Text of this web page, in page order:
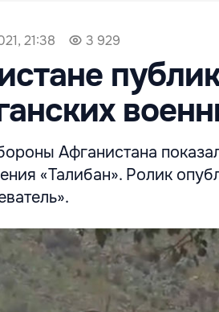
21:38 3 929
Афганистана
«Талибан». Ролик